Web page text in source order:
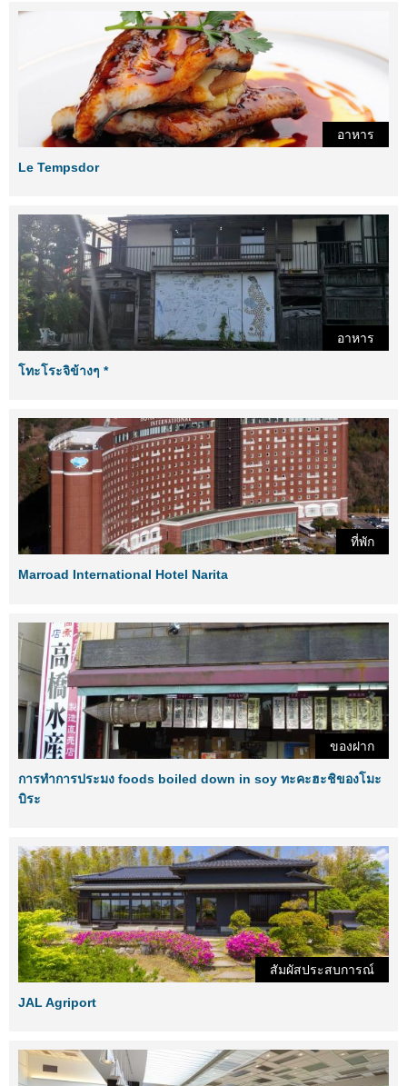
อาหาร
Le Tempsdor
อาหาร
โทะโระจิข้างๆ *
ที่พัก
Marroad International Hotel Narita
ของฝาก
การทำการประมง foods boiled down in soy ทะคะฮะชิของโมะ
บิระ
สัมผัสประสบการณ์
JAL Agriport